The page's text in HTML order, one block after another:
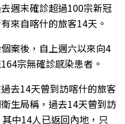
週末確診超過100宗新冠
來自喀什的旅客14天。
案後，自上週六以來向4
宗無確診感染患者。
去14天曾到訪喀什的旅客
生局稱，過去14天曾到訪
中14人已返回內地，只